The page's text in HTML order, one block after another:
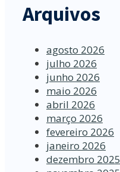
Arquivos
agosto 2026
julho 2026
junho 2026
maio 2026
abril 2026
março 2026
fevereiro 2026
janeiro 2026
dezembro 2025